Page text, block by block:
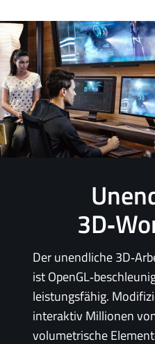
Der unendliche
ist
leistungsfähig.
interaktiv Millionen
volumetrische